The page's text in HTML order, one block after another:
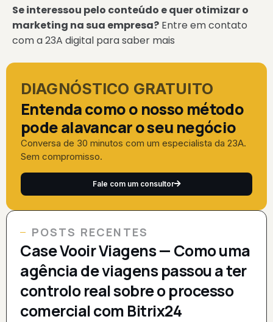
Se interessou pelo conteúdo e quer otimizar o
marketing na sua empresa? Entre em contato
com a 23A digital para saber mais
DIAGNÓSTICO GRATUITO
Entenda como o nosso método
pode alavancar o seu negócio
Conversa de 30 minutos com um especialista da 23A.
Sem compromisso.
Fale com um consultor
POSTS RECENTES
Case Vooir Viagens — Como uma
agência de viagens passou a ter
controlo real sobre o processo
comercial com Bitrix24